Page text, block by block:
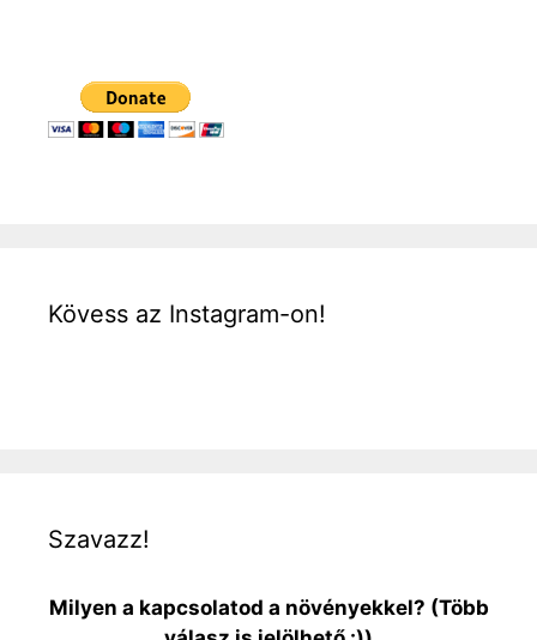
Kövess az Instagram-on!
Szavazz!
Milyen a kapcsolatod a növényekkel? (Több